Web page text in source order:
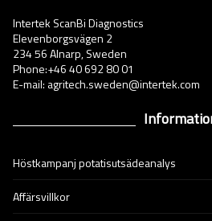
Intertek ScanBi Diagnostics
Elevenborgsvägen 2
234 56 Alnarp, Sweden
Phone:+46 40 692 80 01
E-mail: agritech.sweden@intertek.com
Höstkampanj potatisutsädeanalys
Affärsvillkor